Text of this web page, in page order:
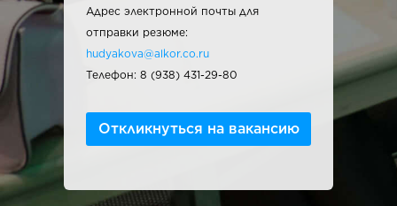
Адрес электронной почты для
отправки резюме:
hudyakova@alkor.co.ru
Телефон: 8 (938) 431-29-80
Откликнуться на вакансию